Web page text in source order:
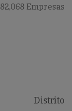
82,068 Empresas
Distrito